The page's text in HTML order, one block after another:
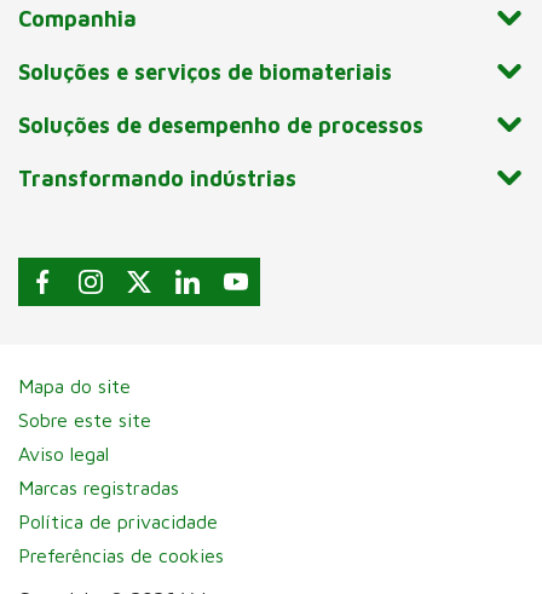
Companhia
Soluções e serviços de biomateriais
Soluções de desempenho de processos
Transformando indústrias
Mapa do site
Sobre este site
Aviso legal
Marcas registradas
Política de privacidade
Preferências de cookies